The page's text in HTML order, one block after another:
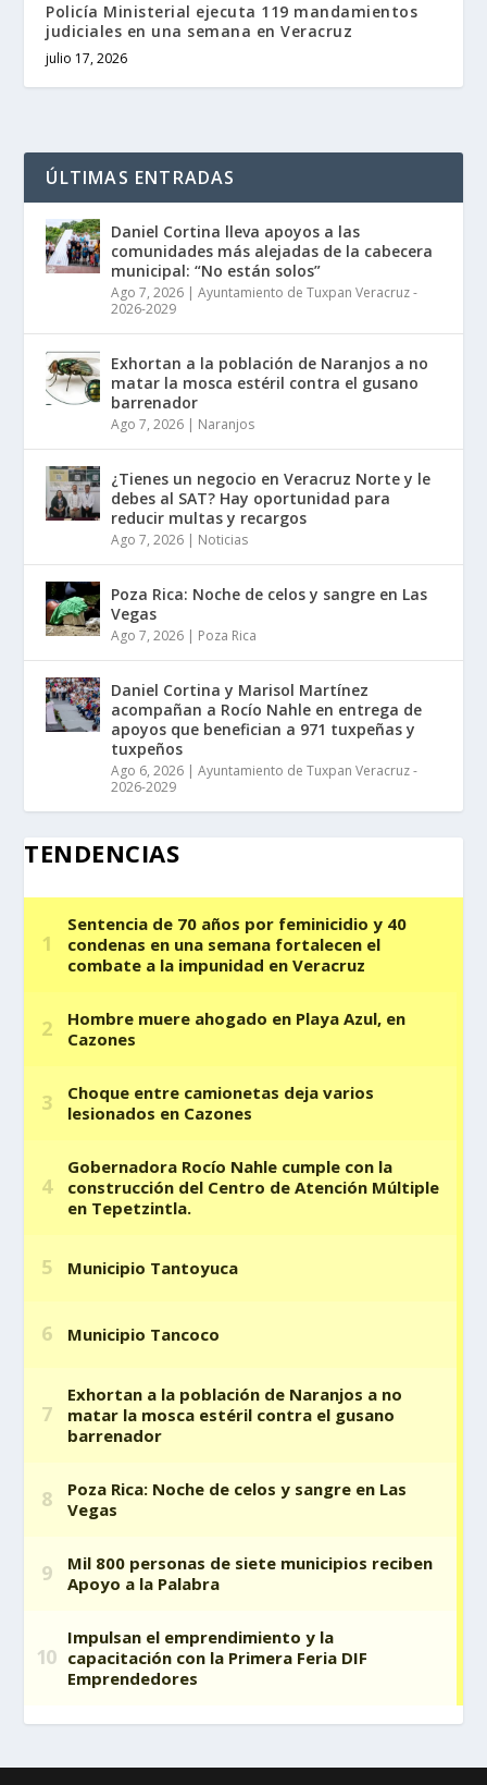
Policía Ministerial ejecuta 119 mandamientos
judiciales en una semana en Veracruz
julio 17, 2026
ÚLTIMAS ENTRADAS
Daniel Cortina lleva apoyos a las
comunidades más alejadas de la cabecera
municipal: “No están solos”
Ago 7, 2026 |Ayuntamiento de Tuxpan Veracruz -
2026-2029
Exhortan a la población de Naranjos a no
matar la mosca estéril contra el gusano
barrenador
Ago 7, 2026 | Naranjos
¿Tienes un negocio en Veracruz Norte y le
debes al SAT? Hay oportunidad para
reducir multas y recargos
Ago 7, 2026 | Noticias
Poza Rica: Noche de celos y sangre en Las
Vegas
Ago 7, 2026 | Poza Rica
Daniel Cortina y Marisol Martínez
acompañan a Rocío Nahle en entrega de
apoyos que benefician a 971 tuxpeñas y
tuxpeños
Ago 6, 2026 |Ayuntamiento de Tuxpan Veracruz -
2026-2029
TENDENCIAS